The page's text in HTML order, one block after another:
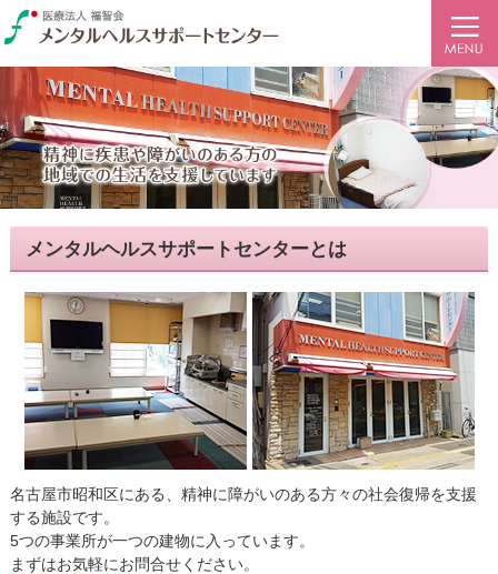
精神に障がいのある方向け社会復帰施設（名古屋市）【メンタルヘルスサポートセンター
医療法人福智会の社会復帰施設【メンタルヘルスサポートセンター】
名古屋市昭和区で統合失調症など精神に障がいのある方々の社会復帰を支援する施設です
メンタルヘルスサポートセンターとは
名古屋市昭和区にある、精神に障がいのある方々の社会復帰を支援
する施設です。
5つの事業所が一つの建物に入っています。
まずはお気軽にお問合せください。